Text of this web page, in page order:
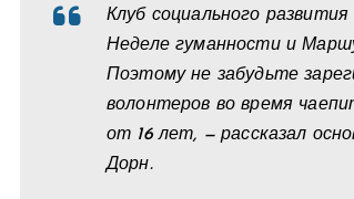
Клуб социального
Неделе гуманности и
Поэтому не забудьте
волонтеров во время
от 16 лет, — рассказал
Дорн.